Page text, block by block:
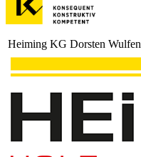
Heiming KG Dorsten Wulfen